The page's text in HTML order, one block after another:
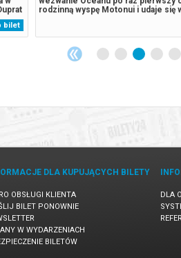
bilet
rodzinną wyspę Motonui i udaje się
niezapomnianą podróż, by ratować
Reżyserem filmu jest Thomas Kail
uhonorowany nagrodami Emmy i
Bezpieczne zakupy...
DLA KUPUJĄCYCH BILETY
OBSŁUGI KLIENTA
BILET PONOWNIE
W WYDARZENIACH
BILETÓW
DLA